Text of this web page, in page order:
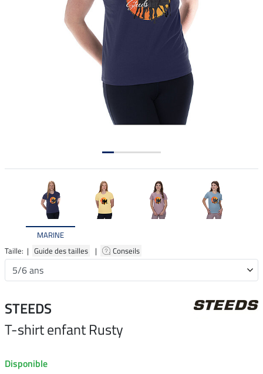
MARINE
Taille: | Guide des tailles | Conseils
STEEDS
T-shirt enfant Rusty
Disponible